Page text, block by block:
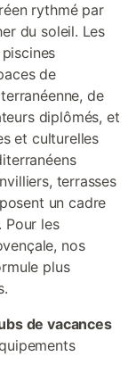
rythmé par
du soleil. Les
de
de
diplômés, et
et culturelles
terrasses
un cadre
Pour les
nos
plus
de vacances